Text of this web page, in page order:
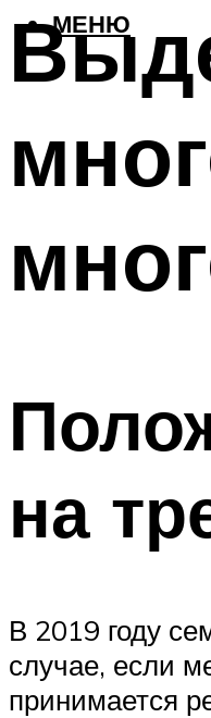
МЕНЮ
на
В 2019 году
случае, если
принимается